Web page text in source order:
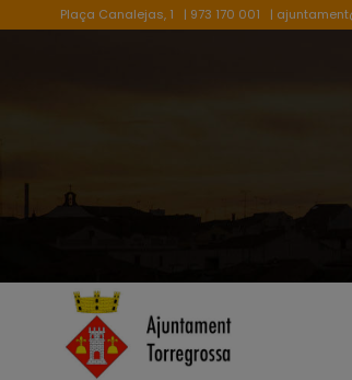
Plaça Canalejas, 1 | 973 170 001 |